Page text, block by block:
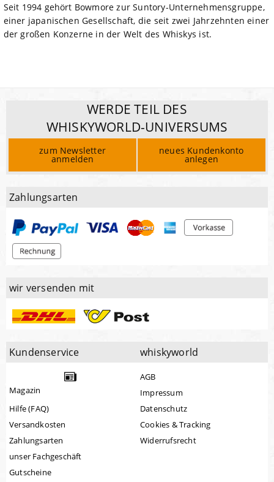
Seit 1994 gehört Bowmore zur Suntory-Unternehmensgruppe,
einer japanischen Gesellschaft, die seit zwei Jahrzehnten einer
der großen Konzerne in der Welt des Whiskys ist.
WERDE TEIL DES
WHISKYWORLD-UNIVERSUMS
zum Newsletter
anmelden
neues Kundenkonto
anlegen
Zahlungsarten
wir versenden mit
Kundenservice
Magazin
Hilfe (FAQ)
Versandkosten
Zahlungsarten
unser Fachgeschäft
Gutscheine
whiskyworld
AGB
Impressum
Datenschutz
Cookies & Tracking
Widerrufsrecht